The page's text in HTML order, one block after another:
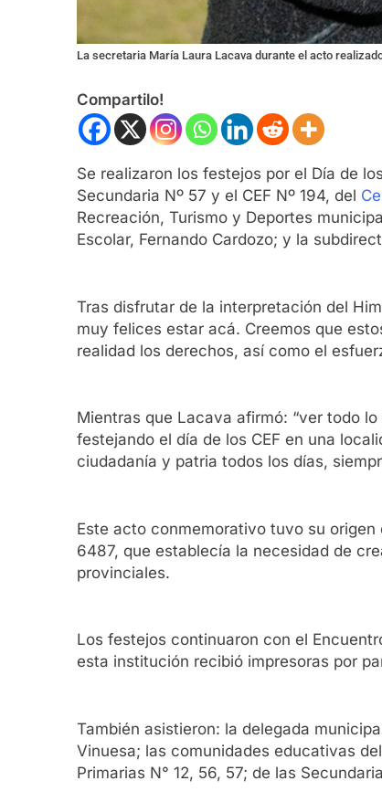
La secretaria María Laura Lacava durante el acto
Compartilo!
Se realizaron los festejos por el Día de
Secundaria Nº 57 y el CEF Nº 194, del
Recreación, Turismo y Deportes
Escolar, Fernando Cardozo; y la
Tras disfrutar de la interpretación del
muy felices estar acá. Creemos que
realidad los derechos, así como el
Mientras que Lacava afirmó: “ver todo
festejando el día de los CEF en una
ciudadanía y patria todos los días,
Este acto conmemorativo tuvo su
6487, que establecía la necesidad de
provinciales.
Los festejos continuaron con el
esta institución recibió impresoras por
También asistieron: la delegada
Vinuesa; las comunidades educativas
Primarias N° 12, 56, 57; de las